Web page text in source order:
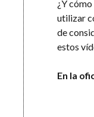
¿Y
utilizar
de
estos
En la